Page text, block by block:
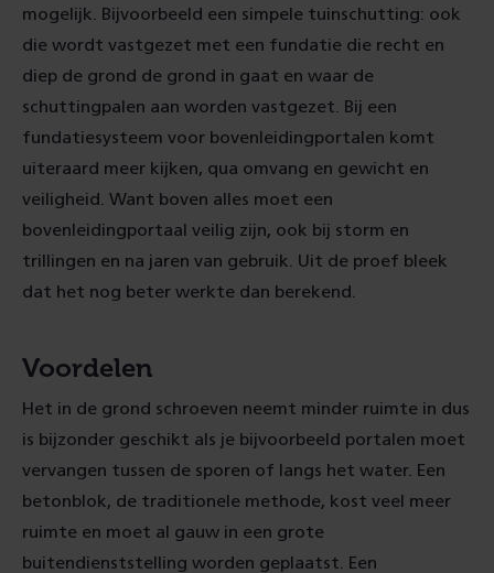
mogelijk. Bijvoorbeeld een simpele tuinschutting: ook
die wordt vastgezet met een fundatie die recht en
diep de grond de grond in gaat en waar de
schuttingpalen aan worden vastgezet. Bij een
fundatiesysteem voor bovenleidingportalen komt
uiteraard meer kijken, qua omvang en gewicht en
veiligheid. Want boven alles moet een
bovenleidingportaal veilig zijn, ook bij storm en
trillingen en na jaren van gebruik. Uit de proef bleek
dat het nog beter werkte dan berekend.
Voordelen
Het in de grond schroeven neemt minder ruimte in dus
is bijzonder geschikt als je bijvoorbeeld portalen moet
vervangen tussen de sporen of langs het water. Een
betonblok, de traditionele methode, kost veel meer
ruimte en moet al gauw in een grote
buitendienststelling worden geplaatst. Een